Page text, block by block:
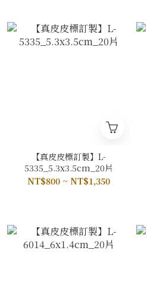
【真皮皮標訂製】L-
5335_5.3x3.5cm_20片
NT$800 ~ NT$1,350